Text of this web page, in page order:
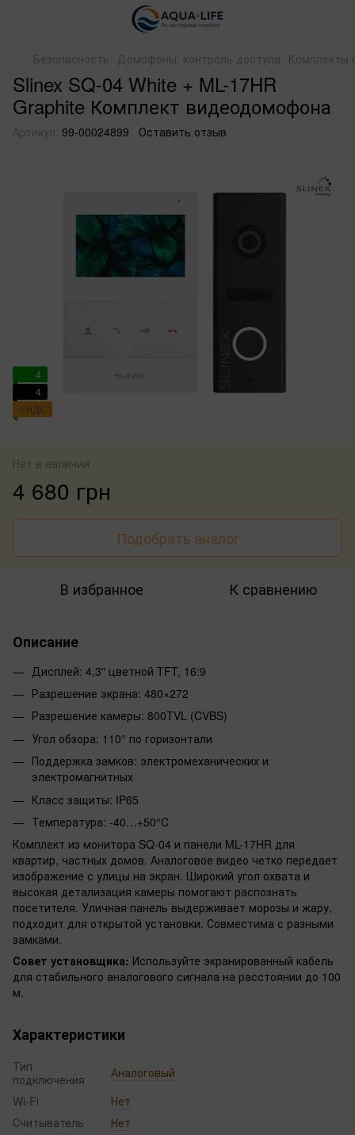
Безопасность Домофоны, контроль доступа Комплекты
Slinex SQ-04 White + ML-17HR
Graphite Комплект видеодомофона
Артикул: 99-00024899 Оставить отзыв
4
4
с НДС
Нет в наличии
4 680 грн
Подобрать аналог
В избранное К сравнению
Описание
Дисплей: 4,3" цветной TFT, 16:9
Разрешение экрана: 480×272
Разрешение камеры: 800TVL (CVBS)
Угол обзора: 110° по горизонтали
Поддержка замков: электромеханических и
электромагнитных
Класс защиты: IP65
Температура: -40…+50°C
Комплект из монитора SQ-04 и панели ML-17HR для
квартир, частных домов. Аналоговое видео четко передает
изображение с улицы на экран. Широкий угол охвата и
высокая детализация камеры помогают распознать
посетителя. Уличная панель выдерживает морозы и жару,
подходит для открытой установки. Совместима с разными
замками.
Совет установщика: Используйте экранированный кабель
для стабильного аналогового сигнала на расстоянии до 100
м.
Характеристики
Тип
подключения
Аналоговый
Wi-Fi
Нет
Считыватель
Нет